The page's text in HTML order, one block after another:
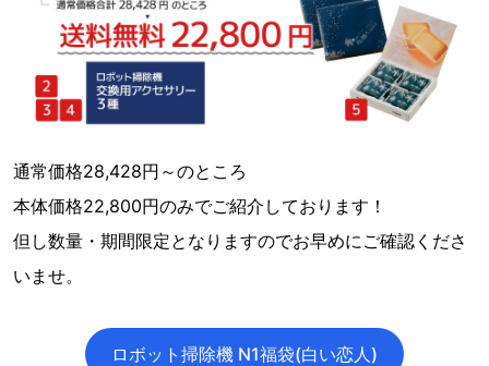
通常価格28,428円～のところ
本体価格22,800円のみでご紹介しております！
但し数量・期間限定となりますのでお早めにご確認くださ
いませ。
ロボット掃除機 N1福袋(白い恋人)